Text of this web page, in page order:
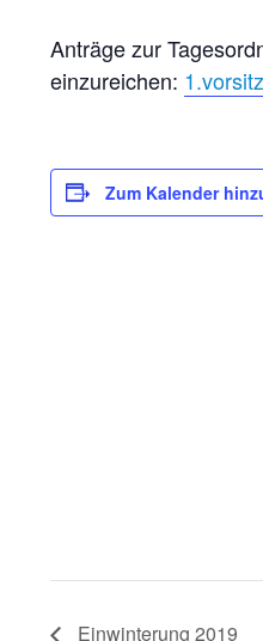
Anträge zur
einzureichen:
Zum Kalender
Einwinterung 2019